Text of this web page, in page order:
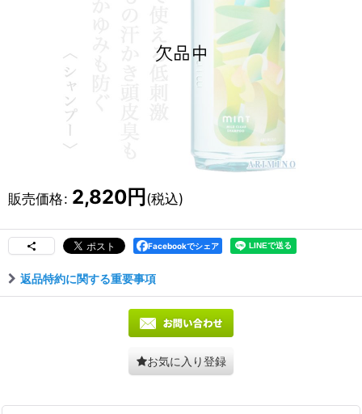
販売価格: 2,820円 (税込)
Facebookでシェア
返品特約に関する重要事項
お気に入り登録